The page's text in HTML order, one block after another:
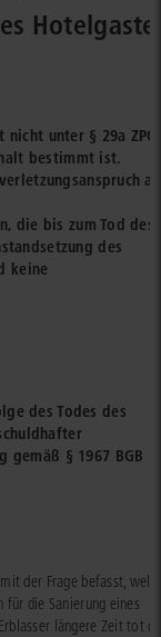
unter § 29a ZPO,
bestimmt ist.
die bis zum Tod des
des
keine
des Todes des
§ 1967 BGB
der Frage befasst,
für die Sanierung eines
längere Zeit tot